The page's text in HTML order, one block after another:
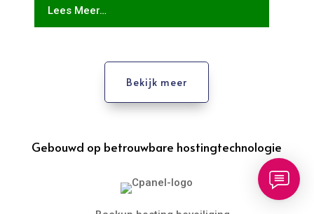
Lees Meer…
Bekijk meer
Gebouwd op betrouwbare hostingtechnologie